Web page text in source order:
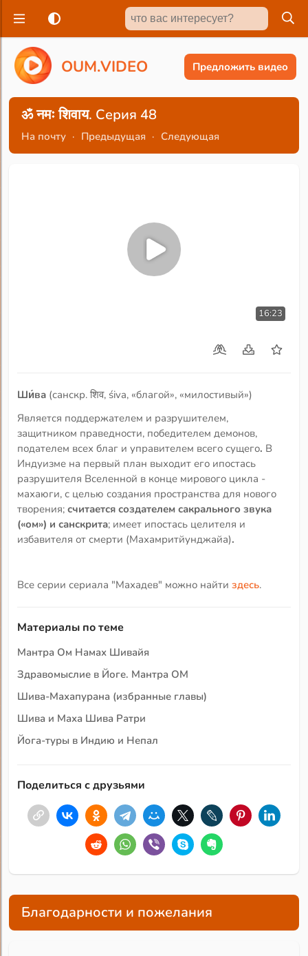
OUM.VIDEO Предложить видео
ॐ नमः शिवाय. Серия 48
На почту · Предыдущая · Следующая
16:23
Ши́ва (санскр. शिव, śiva, «благой», «милостивый»)
Является поддержателем и разрушителем,
защитником праведности, победителем демонов,
подателем всех благ и управителем всего сущего. В
Индуизме на первый план выходит его ипостась
разрушителя Вселенной в конце мирового цикла -
махаюги, с целью создания пространства для нового
творения;считается создателем сакрального звука
(«ом») и санскрита; имеет ипостась целителя и
избавителя от смерти (Махамритйунджайа).
Все серии сериала "Махадев" можно найтиздесь.
Материалы по теме
Мантра Ом Намах Шивайя
Здравомыслие в Йоге. Мантра ОМ
Шива-Махапурана (избранные главы)
Шива и Маха Шива Ратри
Йога-туры в Индию и Непал
Поделиться с друзьями
Благодарности и пожелания